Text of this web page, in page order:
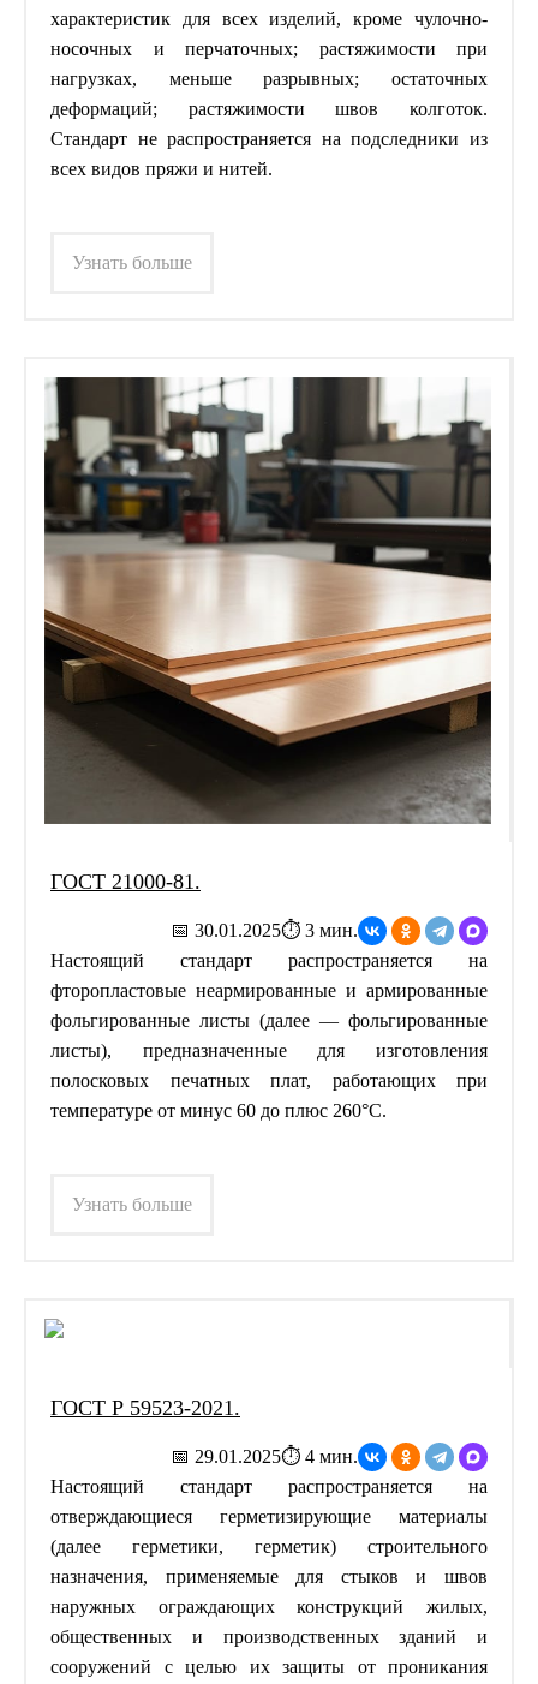
характеристик для всех изделий, кроме чулочно-
носочных и перчаточных; растяжимости при
нагрузках, меньше разрывных; остаточных
деформаций; растяжимости швов колготок.
Стандарт не распространяется на подследники из
всех видов пряжи и нитей.
Узнать больше
ГОСТ 21000-81.
📅 30.01.2025⏱ 3 мин.
Настоящий стандарт распространяется на
фторопластовые неармированные и армированные
фольгированные листы (далее — фольгированные
листы), предназначенные для изготовления
полосковых печатных плат, работающих при
температуре от минус 60 до плюс 260°С.
Узнать больше
ГОСТ Р 59523-2021.
📅 29.01.2025⏱ 4 мин.
Настоящий стандарт распространяется на
отверждающиеся герметизирующие материалы
(далее герметики, герметик) строительного
назначения, применяемые для стыков и швов
наружных ограждающих конструкций жилых,
общественных и производственных зданий и
сооружений с целью их защиты от проникания